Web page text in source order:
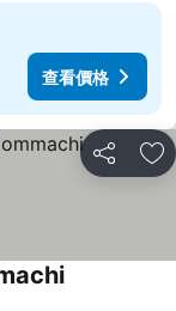
查看價格
分享 放
查看價格